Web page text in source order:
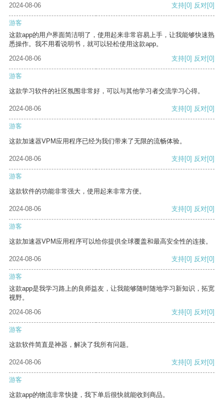
2024-08-06 支持[0] 反对[0]
游客
这款app的用户界面简洁明了，使用起来非常容易上手，让我能够快速熟
悉操作。我不用看说明书，就可以轻松使用这款app。
2024-08-06
支持[0] 反对[0]
游客
这款学习软件的社区氛围非常好，可以与其他学习者交流学习心得。
2024-08-06 支持[0] 反对[0]
游客
这款加速器VPM应用程序已经为我们带来了无限的流畅体验。
2024-08-06 支持[0] 反对[0]
游客
这款软件的功能非常强大，使用起来非常方便。
2024-08-06 支持[0] 反对[0]
游客
这款加速器VPM应用程序可以给你提供全球覆盖和最高安全性的连接。
2024-08-06 支持[0] 反对[0]
游客
这款app是我学习路上的良师益友，让我能够随时随地学习新知识，拓宽
视野。
2024-08-06
支持[0] 反对[0]
游客
这款软件简直是神器，解决了我所有问题。
2024-08-06 支持[0] 反对[0]
游客
这款app的物流非常快捷，我下单后很快就能收到商品。